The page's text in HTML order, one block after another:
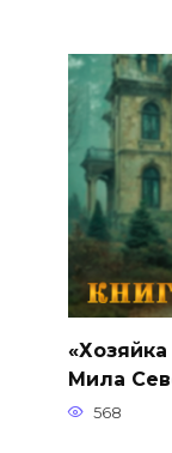
Мила
568